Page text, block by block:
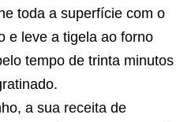
toda a superfície com o
e leve a tigela ao forno
tempo de trinta minutos
a sua receita de